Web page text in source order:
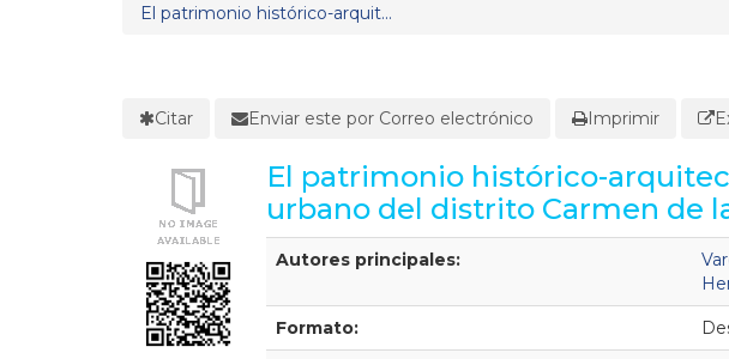
El patrimonio histórico-arquit...
Citar Enviar este por Correo electrónico Imprimir
El patrimonio histórico-
urbano del distrito Carmen de
Detalles Bibliográficos
Autores principales:
Formato: